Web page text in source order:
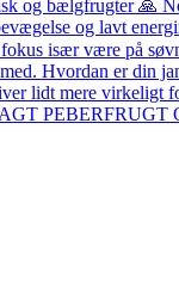
PEBERFRUGT